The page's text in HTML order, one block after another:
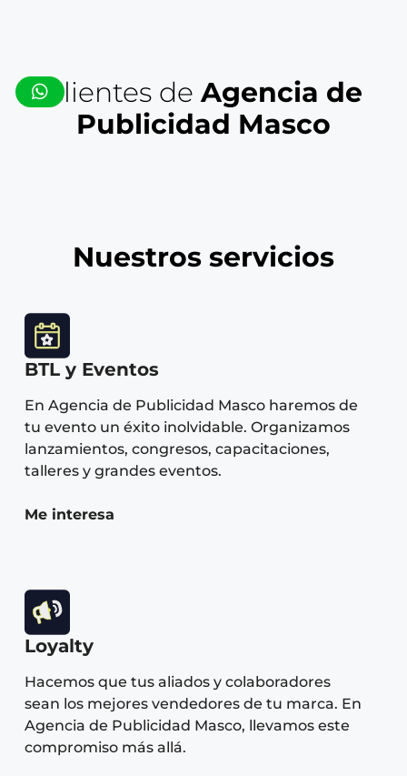
Clientes de Agencia de
Publicidad Masco
Nuestros servicios
BTL y Eventos
En Agencia de Publicidad Masco haremos de
tu evento un éxito inolvidable. Organizamos
lanzamientos, congresos, capacitaciones,
talleres y grandes eventos.
Me interesa
Loyalty
Hacemos que tus aliados y colaboradores
sean los mejores vendedores de tu marca. En
Agencia de Publicidad Masco, llevamos este
compromiso más allá.